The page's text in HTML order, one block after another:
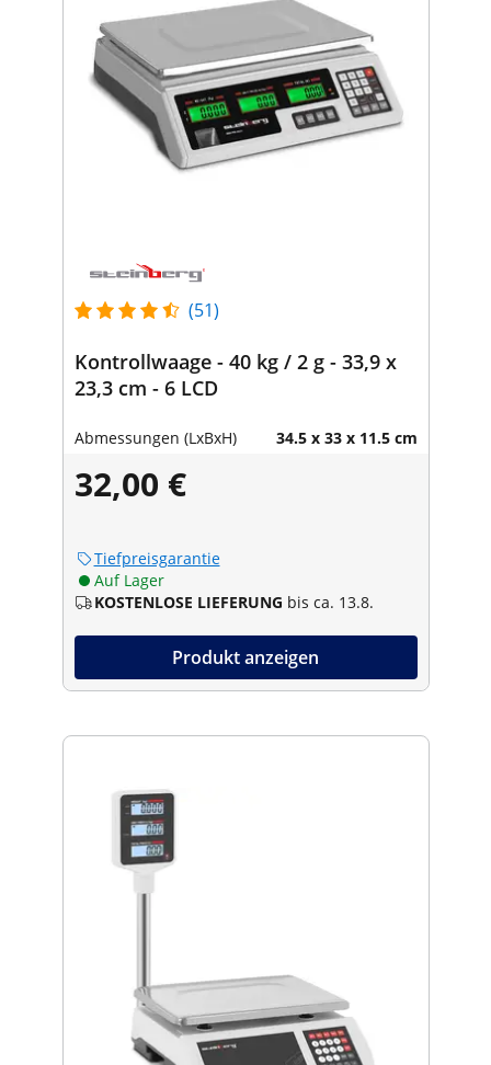
(51)
Kontrollwaage - 40 kg / 2 g - 33,9 x
23,3 cm - 6 LCD
Abmessungen (LxBxH) 34.5 x 33 x 11.5 cm
32,00 €
Tiefpreisgarantie
Auf Lager
KOSTENLOSE LIEFERUNG bis ca. 13.8.
Produkt anzeigen